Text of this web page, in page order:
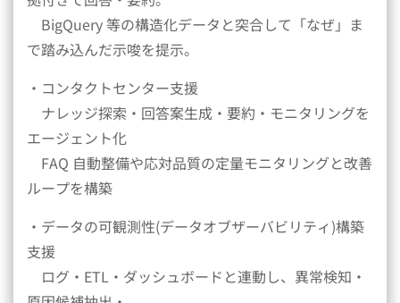
BigQuery 等の構造化データと突合して「なぜ」ま
で踏み込んだ示唆を提示。
・コンタクトセンター支援
ナレッジ探索・回答案生成・要約・モニタリングを
エージェント化
FAQ 自動整備や応対品質の定量モニタリングと改善
ループを構築
・データの可観測性(データオブザーバビリティ)構築
支援
ログ・ETL・ダッシュボードと連動し、異常検知・